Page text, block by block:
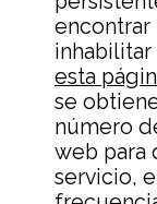
encontrar
esta
se
número
web para
servicio,